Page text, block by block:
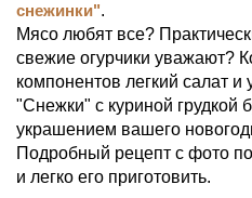
снежинки".
Мясо любят все?
свежие огурчики уважают?
компонентов легкий салат
"Снежки" с куриной грудкой
украшением вашего
Подробный рецепт с фото
и легко его приготовить.